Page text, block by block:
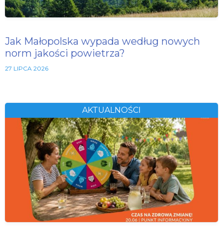
Jak Małopolska wypada według nowych
norm jakości powietrza?
27 LIPCA 2026
AKTUALNOŚCI